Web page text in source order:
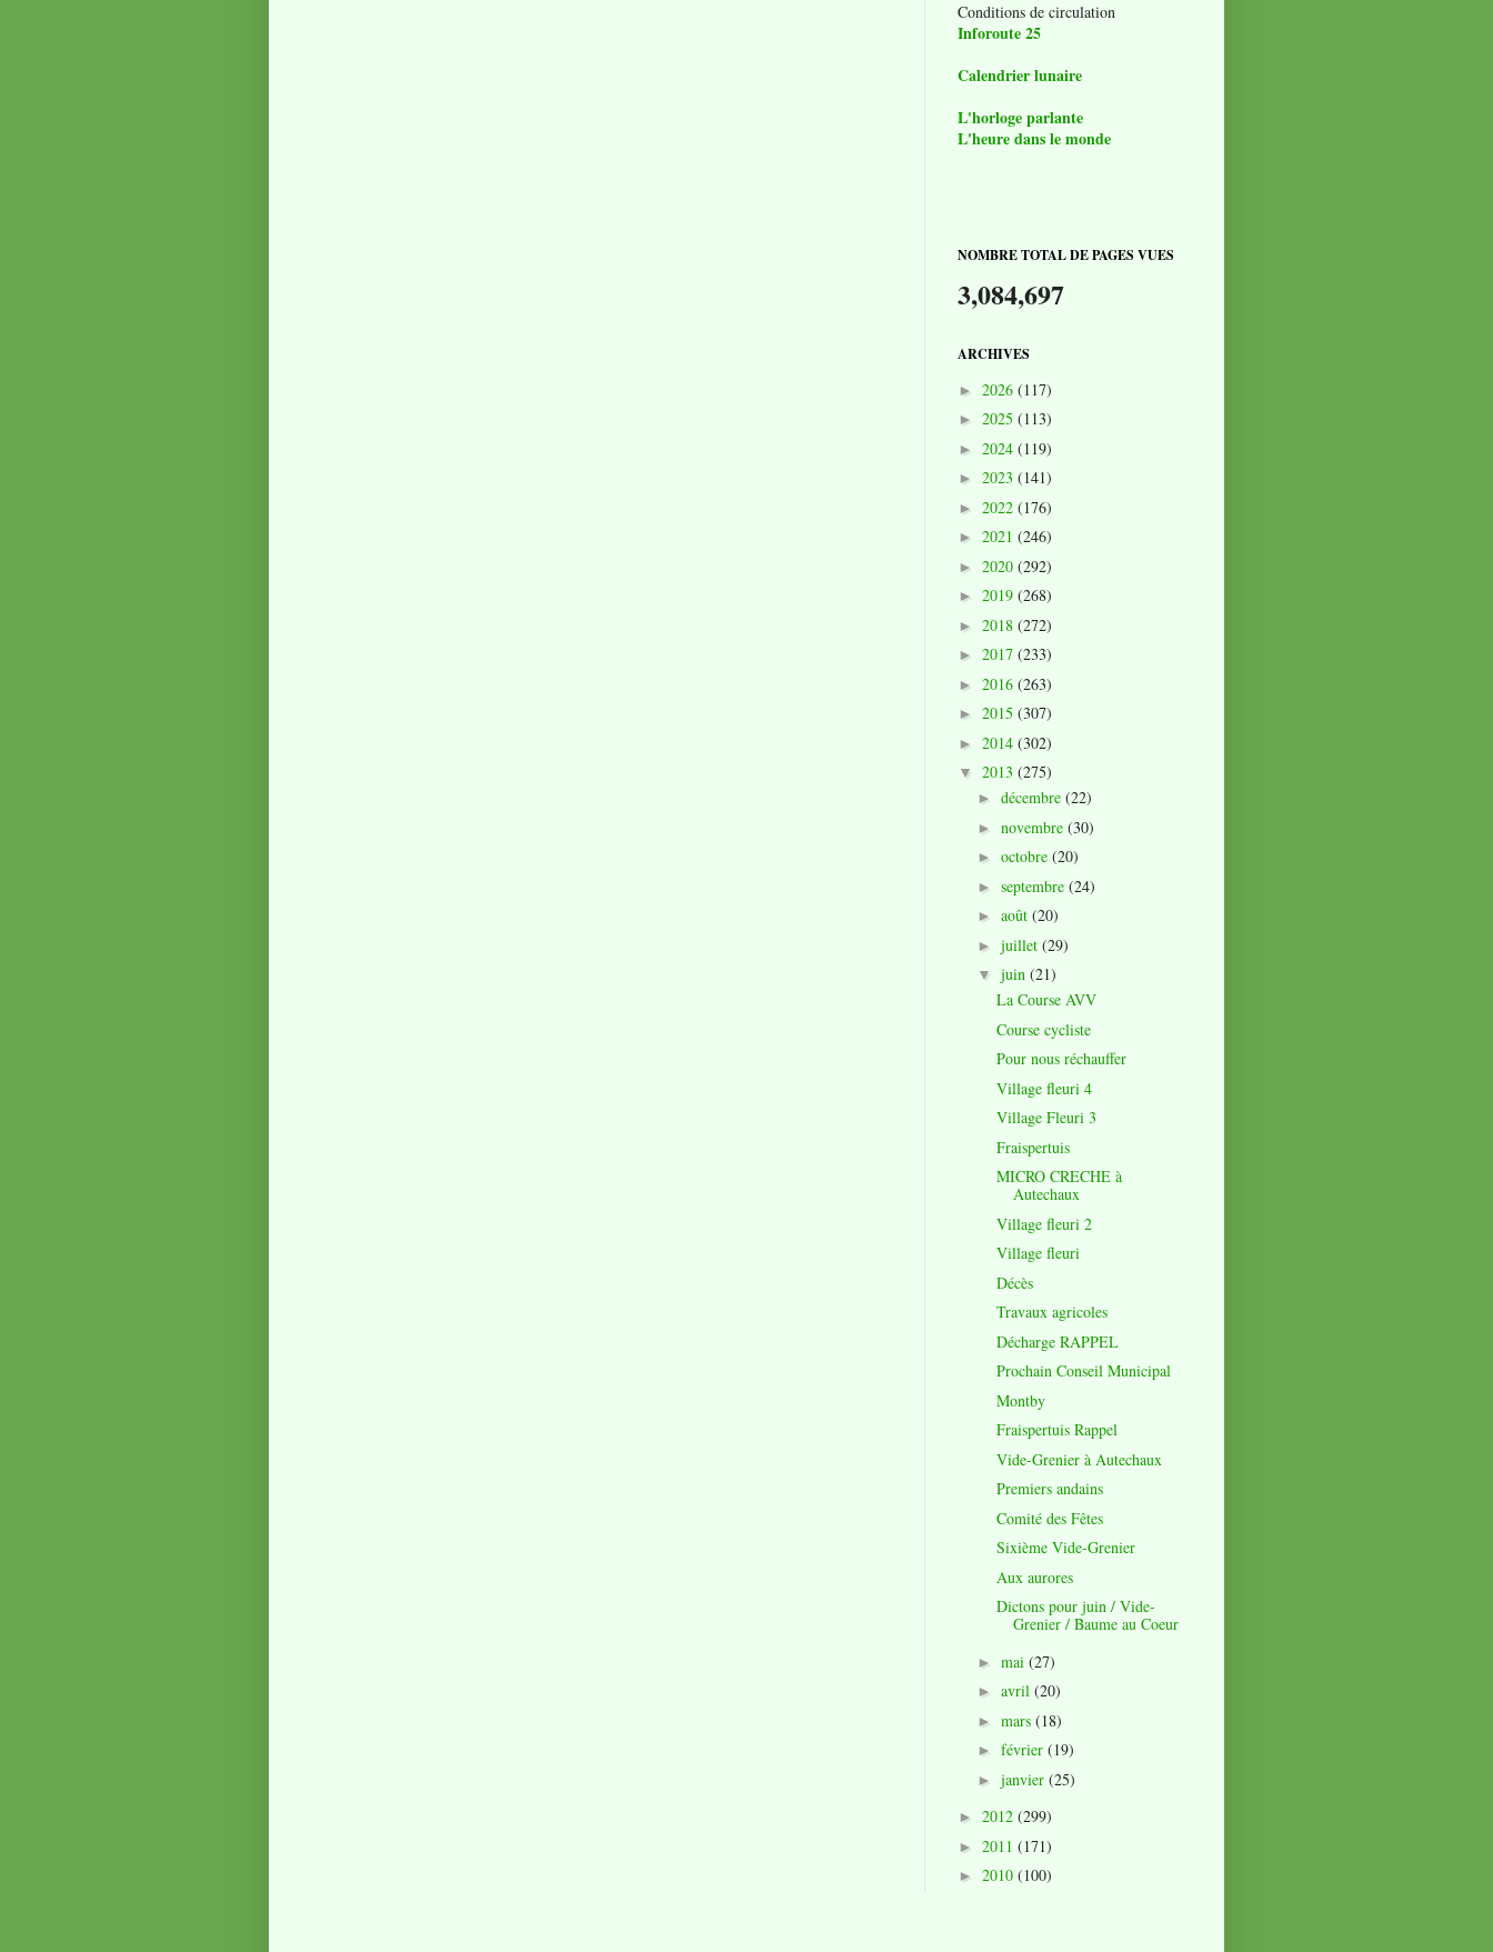
Conditions de circulation
Inforoute 25
Calendrier lunaire
L'horloge parlante
L'heure dans le monde
NOMBRE TOTAL DE PAGES VUES
3,084,697
ARCHIVES
► 2026 (117)
► 2025 (113)
► 2024 (119)
► 2023 (141)
► 2022 (176)
► 2021 (246)
► 2020 (292)
► 2019 (268)
► 2018 (272)
► 2017 (233)
► 2016 (263)
► 2015 (307)
► 2014 (302)
▼ 2013 (275)
► décembre (22)
► novembre (30)
► octobre (20)
► septembre (24)
► août (20)
► juillet (29)
▼ juin (21)
La Course AVV
Course cycliste
Pour nous réchauffer
Village fleuri 4
Village Fleuri 3
Fraispertuis
MICRO CRECHE à
Autechaux
Village fleuri 2
Village fleuri
Décès
Travaux agricoles
Décharge RAPPEL
Prochain Conseil Municipal
Montby
Fraispertuis Rappel
Vide-Grenier à Autechaux
Premiers andains
Comité des Fêtes
Sixième Vide-Grenier
Aux aurores
Dictons pour juin / Vide-
Grenier / Baume au Coeur
► mai (27)
► avril (20)
► mars (18)
► février (19)
► janvier (25)
► 2012 (299)
► 2011 (171)
► 2010 (100)